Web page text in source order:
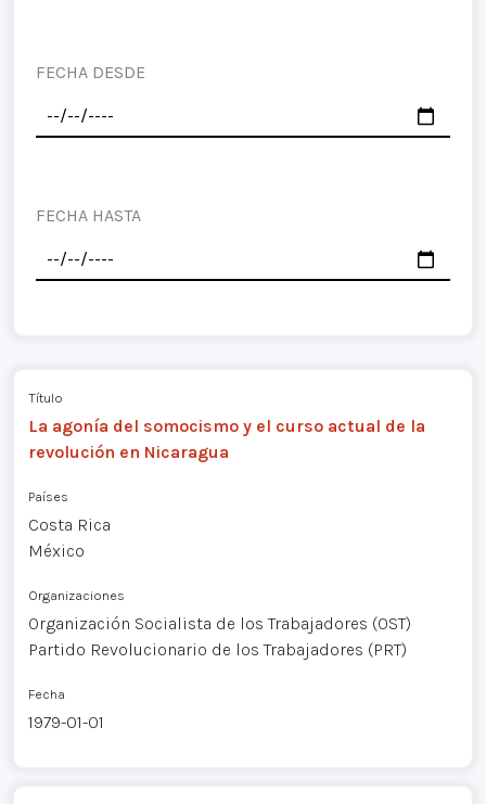
FECHA DESDE
FECHA HASTA
Título
La agonía del somocismo y el curso actual de la
revolución en Nicaragua
Países
Costa Rica
México
Organizaciones
Organización Socialista de los Trabajadores (OST)
Partido Revolucionario de los Trabajadores (PRT)
Fecha
1979-01-01